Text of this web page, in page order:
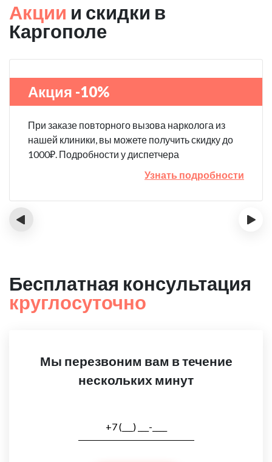
Акции и скидки в
Каргополе
Акция -10%
При заказе повторного вызова нарколога из
нашей клиники, вы можете получить скидку до
1000₽. Подробности у диспетчера
Узнать подробности
‹ ›
Бесплатная консультация
круглосуточно
Мы перезвоним вам в течение
нескольких минут